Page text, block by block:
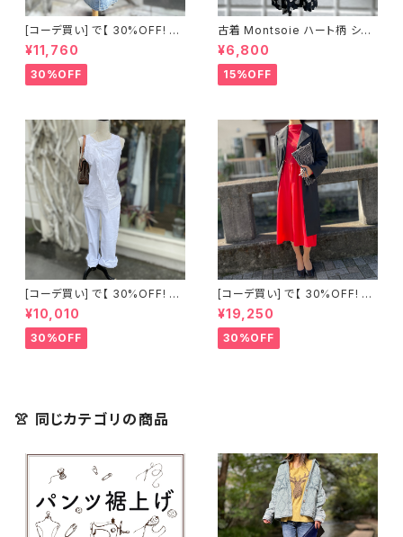
[コーデ買い] で【 30%OFF! 】2
点 ショート丈 デニム サロペット
スカート + 古着 Montsoie ハ
ート柄 シアーシャツ ブラック
¥11,760
30%OFF
古着 Montsoie ハート柄 シア
ーシャツ ブラック
¥6,800
15%OFF
[コーデ買い] で【 30%OFF! 】2
点 古着 Chloe ホワイト レース
ノースリーブ + ホワイトデニム
ストレッチ ストレート パンツ
¥10,010
30%OFF
[コーデ買い] で【 30%OFF! 】2
点 フランス古着 レッドライン 切
り替えワンピース + フランス古
着 TERGAL ブラック コート
¥19,250
30%OFF
👚 同じカテゴリの商品